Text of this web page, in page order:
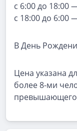
с 6:00 до 18:00
с 18:00 до 6:00
В День
Цена указана
более 8-ми